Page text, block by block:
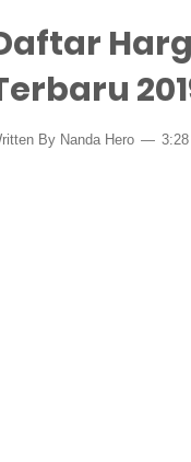
By Nanda Hero 3:28